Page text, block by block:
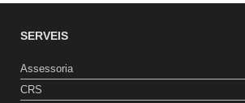
SERVEIS
Assessoria
CRS